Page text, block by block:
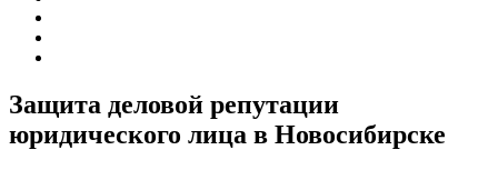
Защита деловой репутации
юридического лица в Новосибирске